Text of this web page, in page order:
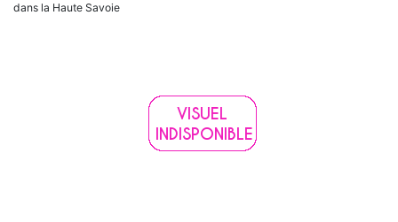
dans la Haute Savoie